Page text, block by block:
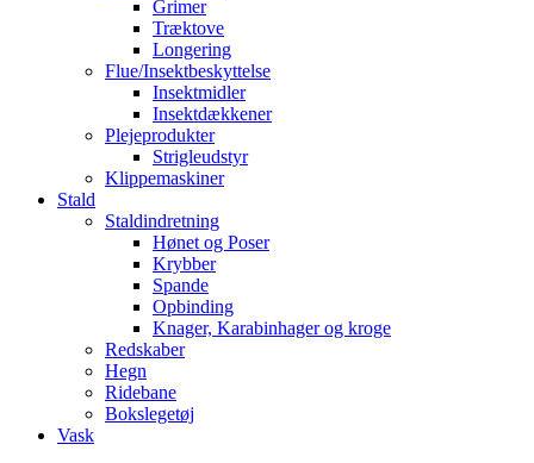
Grimer
Træktove
Longering
Flue/Insektbeskyttelse
Insektmidler
Insektdækkener
Plejeprodukter
Strigleudstyr
Klippemaskiner
Stald
Staldindretning
Hønet og Poser
Krybber
Spande
Opbinding
Knager, Karabinhager og kroge
Redskaber
Hegn
Ridebane
Bokslegetøj
Vask